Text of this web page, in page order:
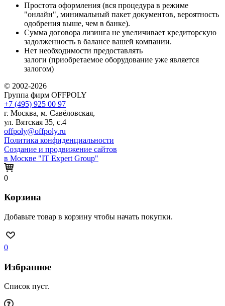
Простота оформления (вся процедура в режиме
"онлайн", минимальный пакет документов, вероятность
одобрения выше, чем в банке).
Сумма договора лизинга не увеличивает кредиторскую
задолженность в балансе вашей компании.
Нет необходимости предоставлять
залоги (приобретаемое оборудование уже является
залогом)
© 2002-2026
Группа фирм OFFPOLY
+7 (495) 925 00 97
г. Москва, м. Савёловская,
ул. Вятская 35, с.4
offpoly@offpoly.ru
Политика конфиденциальности
Создание и продвижение сайтов
в Москве "IT Expert Group"
0
Корзина
Добавьте товар в корзину чтобы начать покупки.
0
Избранное
Список пуст.